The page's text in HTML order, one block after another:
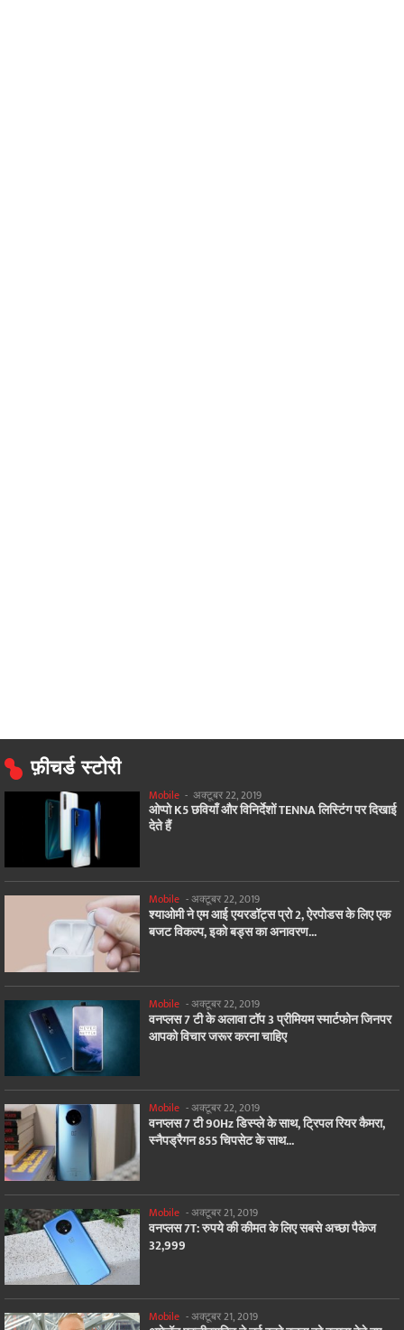
फ़ीचर्ड स्टोरी
Mobile - अक्टूबर 22, 2019
ओप्पो K5 छवियाँ और विनिर्देशों TENNA लिस्टिंग पर दिखाई
देते हैं
Mobile -अक्टूबर 22, 2019
श्याओमी ने एम आई एयरडॉट्स प्रो 2, ऐरपोडस के लिए एक
बजट विकल्प, इको बड्स का अनावरण...
Mobile -अक्टूबर 22, 2019
वनप्लस 7 टी के अलावा टॉप 3 प्रीमियम स्मार्टफोन जिनपर
आपको विचार जरूर करना चाहिए
Mobile -अक्टूबर 22, 2019
वनप्लस 7 टी 90Hz डिस्प्ले के साथ, ट्रिपल रियर कैमरा,
स्नैपड्रैगन 855 चिपसेट के साथ...
Mobile -अक्टूबर 21, 2019
वनप्लस 7T: रुपये की कीमत के लिए सबसे अच्छा पैकेज
32,999
Mobile -अक्टूबर 21, 2019